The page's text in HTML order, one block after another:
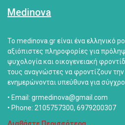
Medinova
Το medinova.gr είναι ένα ελληνικό
αξιόπιστες πληροφορίες για
ψυχολογία και οικογενειακή
τους αναγνώστες να φροντίζουν την
ενημερώνονται υπεύθυνα για
• Email: grmedinova@gmail.com
• Phone: 2105757300, 6979200307
Διαβάστε Περισσότερα...